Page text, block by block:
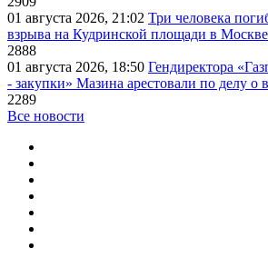
01 августа 2026, 21:02 Три человека
взрыва на Кудринской площади в Москве
2888
01 августа 2026, 18:50 Гендиректора
- закупки» Мазина арестовали по делу о
2289
Все новости